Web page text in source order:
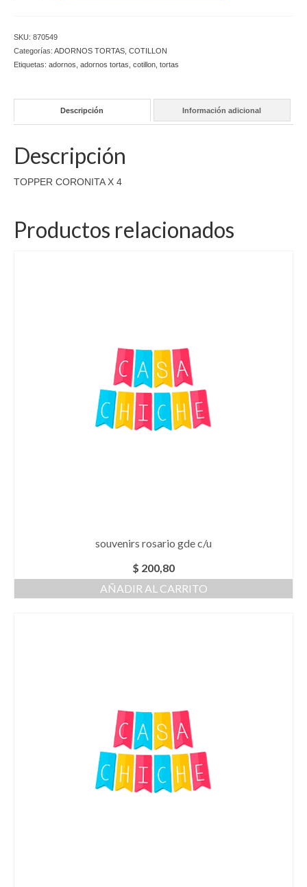
SKU: 870549
Categorías: ADORNOS TORTAS COTILLON
Etiquetas: adornos adornos tortas cotillon tortas
Descripción Información adicional
Descripción
TOPPER CORONITA X 4
Productos relacionados
souvenirs rosario gde c/u
$ 200,80
AÑADIR AL CARRITO